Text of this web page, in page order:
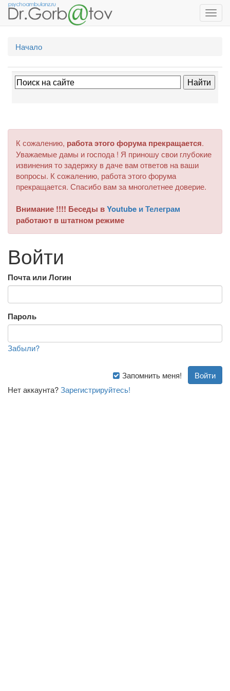
Начало
К сожалению, работа этого форума прекращается.
Уважаемые дамы и господа ! Я приношу свои глубокие
извинения то задержку в даче вам ответов на ваши
вопросы. К сожалению, работа этого форума
прекращается. Спасибо вам за многолетнее доверие.
Внимание !!!! Беседы вYoutube и Телеграм
работают в штатном режиме
Войти
Почта или Логин
Пароль
Забыли?
Запомнить меня!
Нет аккаунта?Зарегистрируйтесь!